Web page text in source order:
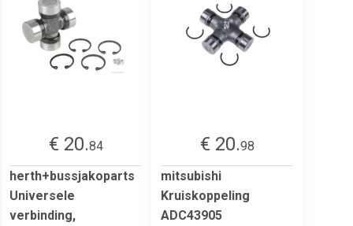
€ 20.84
herth+bussjakoparts
Universele
verbinding,
€ 20.98
mitsubishi
Kruiskoppeling
ADC43905